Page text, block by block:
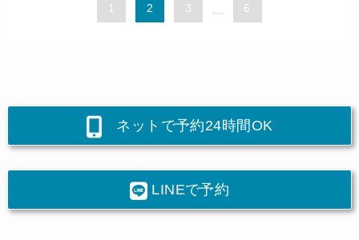
1 2 3 6
ネットで予約24時間OK
LINEで予約